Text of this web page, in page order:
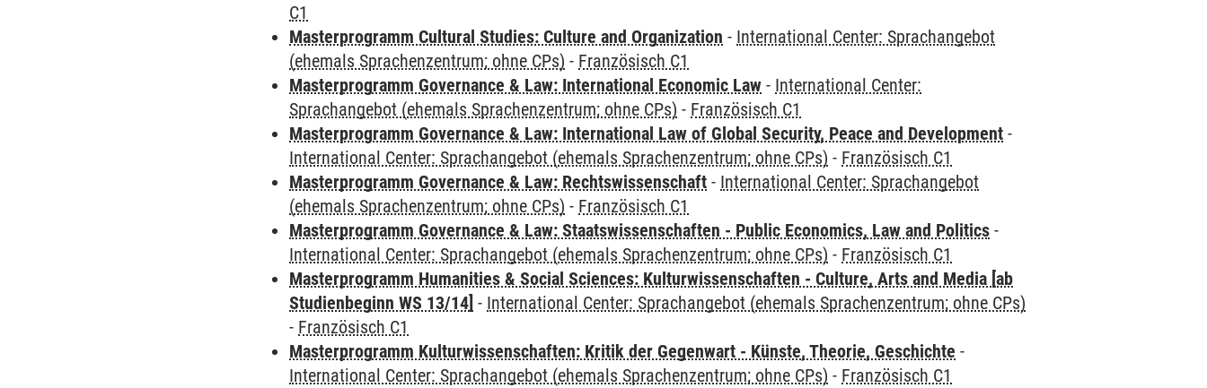
C1
Masterprogramm Cultural Studies: Culture and Organization - International Center: Sprachangebot
(ehemals Sprachenzentrum; ohne CPs) - Französisch C1
Masterprogramm Governance & Law: International Economic Law - International Center:
Sprachangebot (ehemals Sprachenzentrum; ohne CPs) - Französisch C1
Masterprogramm Governance & Law: International Law of Global Security, Peace and Development -
International Center: Sprachangebot (ehemals Sprachenzentrum; ohne CPs) - Französisch C1
Masterprogramm Governance & Law: Rechtswissenschaft - International Center: Sprachangebot
(ehemals Sprachenzentrum; ohne CPs) - Französisch C1
Masterprogramm Governance & Law: Staatswissenschaften - Public Economics, Law and Politics -
International Center: Sprachangebot (ehemals Sprachenzentrum; ohne CPs) - Französisch C1
Masterprogramm Humanities & Social Sciences: Kulturwissenschaften - Culture, Arts and Media [ab
Studienbeginn WS 13/14] - International Center: Sprachangebot (ehemals Sprachenzentrum; ohne CPs)
- Französisch C1
Masterprogramm Kulturwissenschaften: Kritik der Gegenwart - Künste, Theorie, Geschichte -
International Center: Sprachangebot (ehemals Sprachenzentrum; ohne CPs) - Französisch C1